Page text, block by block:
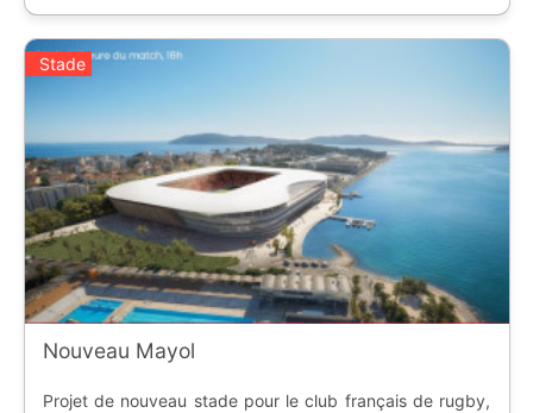
Stade
Nouveau Mayol
Projet de nouveau stade pour le club français de rugby,